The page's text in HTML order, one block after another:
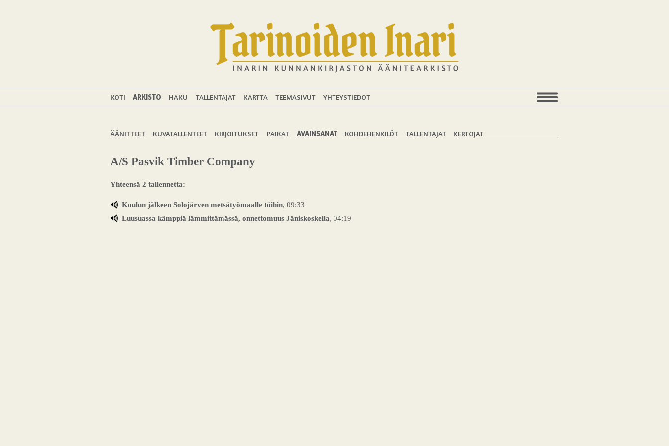
KOTI ARKISTO HAKU TALLENTAJAT KARTTA TEEMASIVUT YHTEYSTIEDOT
ÄÄNITTEET KUVATALLENTEET KIRJOITUKSET PAIKAT AVAINSANAT KOHDEHENKILÖT TALLENTAJAT KERTOJAT
A/S Pasvik Timber Company
Yhteensä 2 tallennetta:
Koulun jälkeen Solojärven metsätyömaalle töihin, 09:33
Luusuassa kämppiä lämmittämässä, onnettomuus Jäniskoskella, 04:19